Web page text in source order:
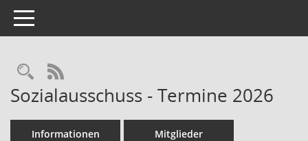
Toggle navigation
Rechercheauswahl
RSS-Feed
Sozialausschuss - Termine 2026
Informationen Mitglieder